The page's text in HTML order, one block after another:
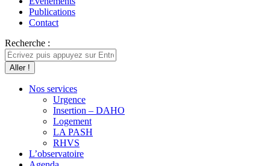
Publications
Contact
Recherche :
Nos services
Urgence
Insertion – DAHO
Logement
LA PASH
RHVS
L’observatoire